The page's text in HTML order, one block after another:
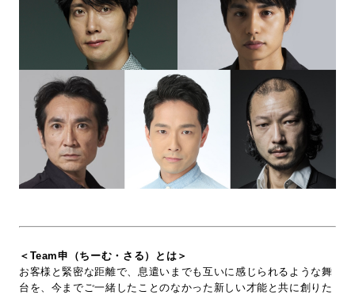
＜Team申（ちーむ・さる）とは＞
お客様と緊密な距離で、息遣いまでも互いに感じられるような舞
台を、今までご一緒したことのなかった新しい才能と共に創りた